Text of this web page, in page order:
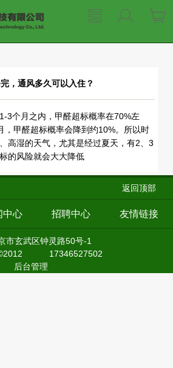
，通风多久可以入住？
3个月之内，甲醛超标概率在70%左
，甲醛超标概率会降到约10%。所以时
高湿的天气，尤其是经过夏天，有2、3
的风险就会大大降低
返回顶部
中心 招聘中心 友情链接
市玄武区钟灵路50号-1
17346527502
后台管理